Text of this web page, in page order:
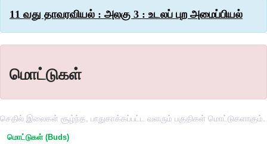
11 வது தாவரவியல் : அலகு 3 : உடலப் புற அமைப்பியல்
மொட்டுகள்
செதில் இலைகள் சூழ்ந்த, பாதுகாக்கப்பட்ட வளரும் பகுதிகள் மொட்டுகளாகும்.